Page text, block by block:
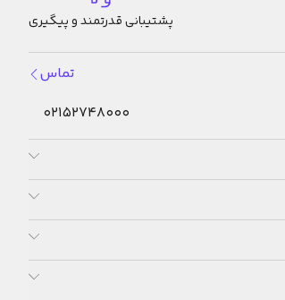
پشتیبانی قدرتمند و پیگیری
تماس
02152748000